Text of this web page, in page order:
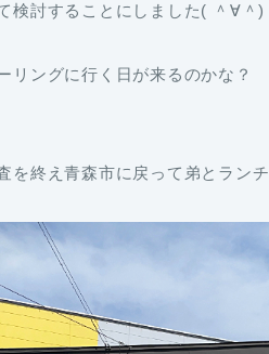
検討することにしました( ＾∀＾)
リングに行く日が来るのかな？
を終え青森市に戻って弟とランチ